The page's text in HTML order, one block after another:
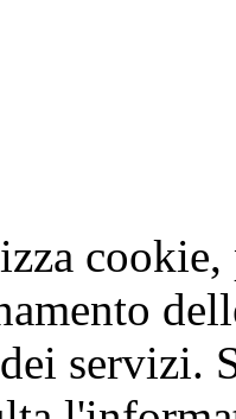
servizi.